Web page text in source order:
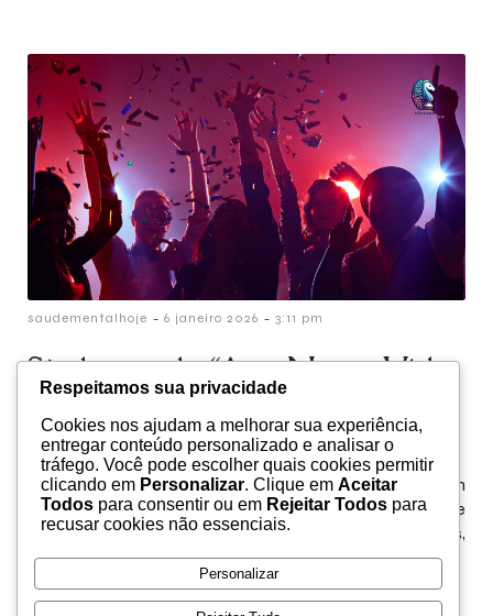
saudementalhoje - 6 janeiro 2026 - 3:11 pm
Síndrome do “Ano Novo, Vida
Nova”: O perigo das metas
irreais
Janeiro chega com um clima de reinício que mexe com
a nossa cabeça: calendário novo, “energia de
recomeço”, redes sociais cheias de resultados,
promessas e[…]
Respeitamos sua privacidade
Cookies nos ajudam a melhorar sua experiência,
entregar conteúdo personalizado e analisar o
tráfego. Você pode escolher quais cookies permitir
clicando em Personalizar. Clique em Aceitar
Todos para consentir ou em Rejeitar Todos para
recusar cookies não essenciais.
Personalizar